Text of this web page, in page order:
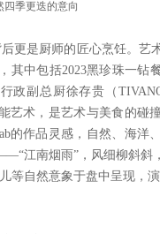
四季更迭的意向
更是厨师的匠心烹饪。艺
其中包括2023黑珍珠一钻
政副总厨徐存贵（
艺术，是艺术与美食的碰
的作品灵感，自然、海洋
江南烟雨”，风细柳斜斜
自然意象于盘中呈现，